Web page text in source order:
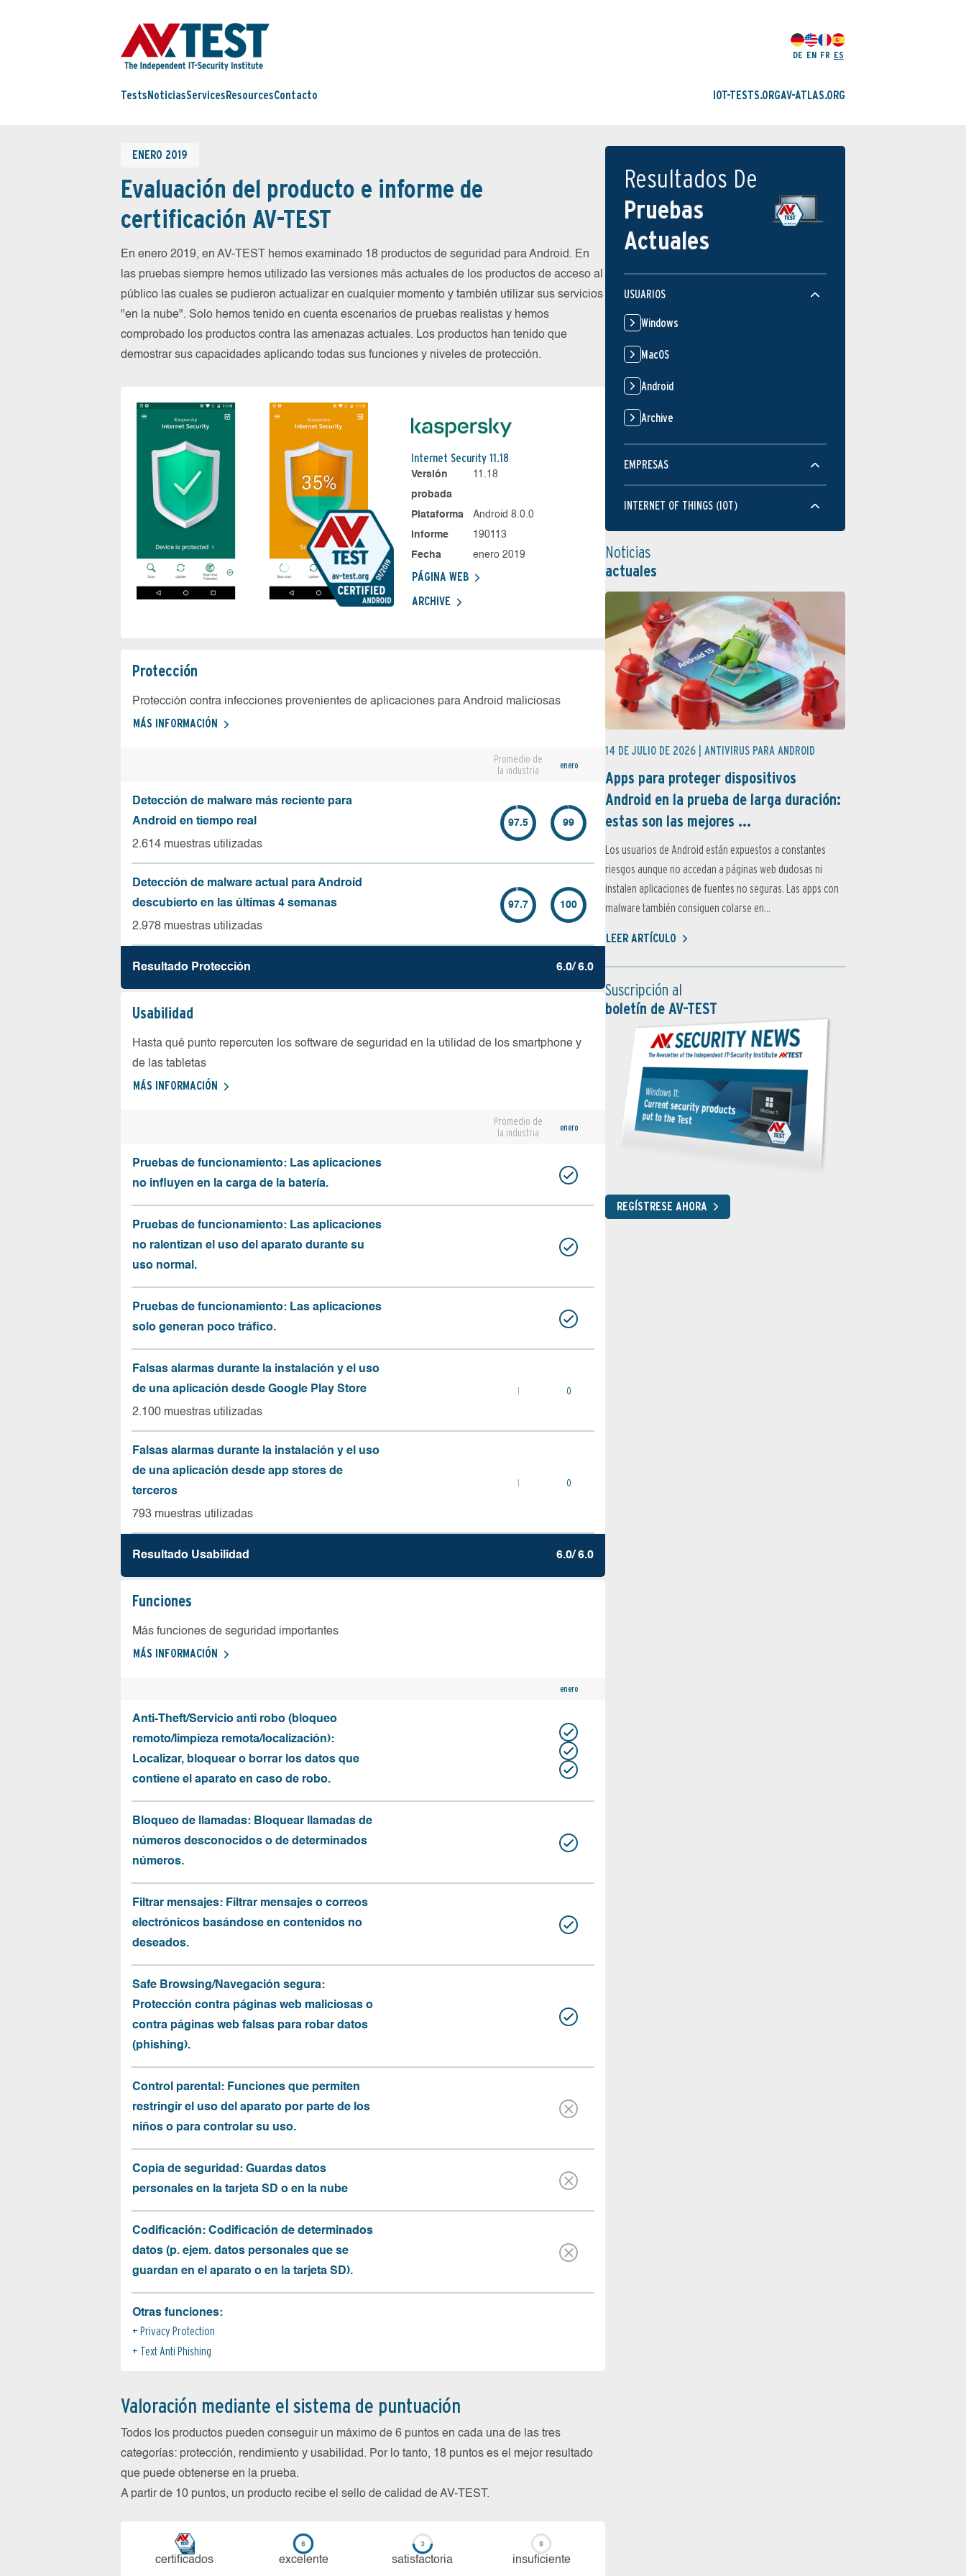
DE EN FR ES
Tests NoticiasServices ResourcesContacto IOT-TESTS.ORGAV-ATLAS.ORG
ENERO 2019
Evaluación del producto e informe de
certificación AV-TEST
En enero 2019, en AV-TEST hemos examinado 18 productos de seguridad para Android. En
las pruebas siempre hemos utilizado las versiones más actuales de los productos de acceso al
público las cuales se pudieron actualizar en cualquier momento y también utilizar sus servicios
"en la nube". Solo hemos tenido en cuenta escenarios de pruebas realistas y hemos
comprobado los productos contra las amenazas actuales. Los productos han tenido que
demostrar sus capacidades aplicando todas sus funciones y niveles de protección.
Internet Security 11.18
Versión
probada
11.18
Plataforma
Android 8.0.0
Informe
190113
Fecha
enero 2019
PÁGINA WEB
ARCHIVE
Protección
Protección contra infecciones provenientes de aplicaciones para Android maliciosas
MÁS INFORMACIÓN
Promedio de
la industria
enero
Detección de malware más reciente para
Android en tiempo real
2.614 muestras utilizadas
97.5 99
Detección de malware actual para Android
descubierto en las últimas 4 semanas
2.978 muestras utilizadas
97.7 100
Resultado Protección 6.0/ 6.0
Usabilidad
Hasta qué punto repercuten los software de seguridad en la utilidad de los smartphone y
de las tabletas
MÁS INFORMACIÓN
Promedio de
la industria
enero
Pruebas de funcionamiento: Las aplicaciones
no influyen en la carga de la batería.
Pruebas de funcionamiento: Las aplicaciones
no ralentizan el uso del aparato durante su
uso normal.
Pruebas de funcionamiento: Las aplicaciones
solo generan poco tráfico.
Falsas alarmas durante la instalación y el uso
de una aplicación desde Google Play Store
2.100 muestras utilizadas
1 0
Falsas alarmas durante la instalación y el uso
de una aplicación desde app stores de
terceros
793 muestras utilizadas
1 0
Resultado Usabilidad 6.0/ 6.0
Funciones
Más funciones de seguridad importantes
MÁS INFORMACIÓN
enero
Anti-Theft/Servicio anti robo (bloqueo
remoto/limpieza remota/localización):
Localizar, bloquear o borrar los datos que
contiene el aparato en caso de robo.
Bloqueo de llamadas: Bloquear llamadas de
números desconocidos o de determinados
números.
Filtrar mensajes: Filtrar mensajes o correos
electrónicos basándose en contenidos no
deseados.
Safe Browsing/Navegación segura:
Protección contra páginas web maliciosas o
contra páginas web falsas para robar datos
(phishing).
Control parental: Funciones que permiten
restringir el uso del aparato por parte de los
niños o para controlar su uso.
Copia de seguridad: Guardas datos
personales en la tarjeta SD o en la nube
Codificación: Codificación de determinados
datos (p. ejem. datos personales que se
guardan en el aparato o en la tarjeta SD).
Otras funciones:
Privacy Protection
Text Anti Phishing
Valoración mediante el sistema de puntuación
Todos los productos pueden conseguir un máximo de 6 puntos en cada una de las tres
categorías: protección, rendimiento y usabilidad. Por lo tanto, 18 puntos es el mejor resultado
que puede obtenerse en la prueba.
A partir de 10 puntos, un producto recibe el sello de calidad de AV-TEST.
certi­ficados ex­ce­len­te sa­tis­fac­to­ria in­su­fi­cien­te
Resultados De
Pruebas
Actuales
USUARIOS
Windows
MacOS
Android
Archive
EMPRESAS
INTERNET OF THINGS (IOT)
Noticias
actuales
14 DE JULIO DE 2026 | ANTIVIRUS PARA ANDROID
Apps para proteger dispositivos
Android en la prueba de larga duración:
estas son las mejores ...
Los usuarios de Android están expuestos a constantes
riesgos aunque no accedan a páginas web dudosas ni
instalen aplicaciones de fuentes no seguras. Las apps con
malware también consiguen colarse en...
LEER ARTÍCULO
Suscripción al
boletín de AV-TEST
REGÍSTRESE AHORA